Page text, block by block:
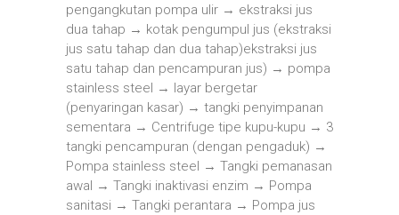
pengangkutan pompa ulir → ekstraksi jus
dua tahap → kotak pengumpul jus (ekstraksi
jus satu tahap dan dua tahap)ekstraksi jus
satu tahap dan pencampuran jus) → pompa
stainless steel → layar bergetar
(penyaringan kasar) → tangki penyimpanan
sementara → Centrifuge tipe kupu-kupu → 3
tangki pencampuran (dengan pengaduk) →
Pompa stainless steel → Tangki pemanasan
awal → Tangki inaktivasi enzim → Pompa
sanitasi → Tangki perantara → Pompa jus